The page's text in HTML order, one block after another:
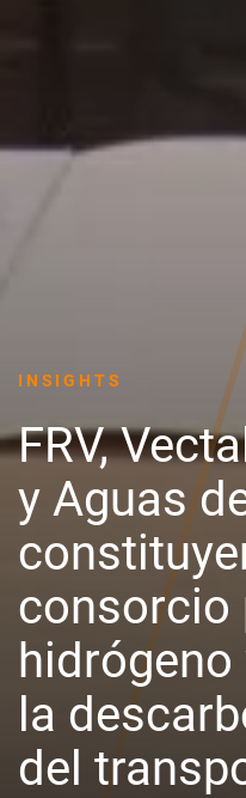
INSIGHTS
FRV,
y Aguas
consorcio
la
del